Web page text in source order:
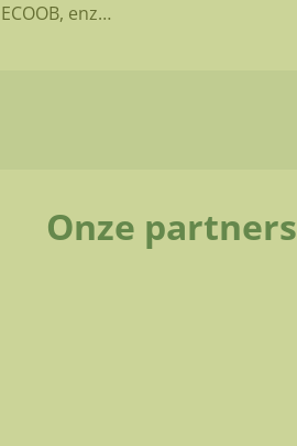
ECOOB, enz…
Onze partners